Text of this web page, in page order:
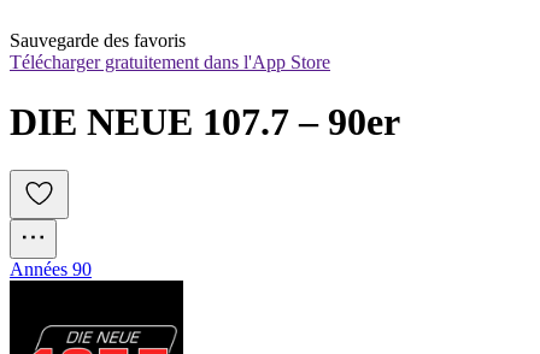
Sauvegarde des favoris
Télécharger gratuitement dans l'App Store
DIE NEUE 107.7 – 90er
Années 90